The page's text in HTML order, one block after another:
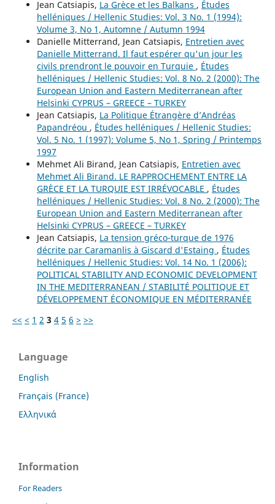
Jean Catsiapis, La Grèce et les Balkans , Études
helléniques / Hellenic Studies: Vol. 3 No. 1 (1994):
Volume 3, No 1, Automne / Autumn 1994
Danielle Mitterrand, Jean Catsiapis, Entretien avec
Danielle Mitterrand. Il faut espérer qu'un jour les
civils prendront le pouvoir en Turquie , Études
helléniques / Hellenic Studies: Vol. 8 No. 2 (2000): The
European Union and Eastern Mediterranean after
Helsinki CYPRUS – GREECE – TURKEY
Jean Catsiapis, La Politique Étrangère d’Andréas
Papandréou , Études helléniques / Hellenic Studies:
Vol. 5 No. 1 (1997): Volume 5, No 1, Spring / Printemps
1997
Mehmet Ali Birand, Jean Catsiapis, Entretien avec
Mehmet Ali Birand. LE RAPPROCHEMENT ENTRE LA
GRÈCE ET LA TURQUIE EST IRRÉVOCABLE , Études
helléniques / Hellenic Studies: Vol. 8 No. 2 (2000): The
European Union and Eastern Mediterranean after
Helsinki CYPRUS – GREECE – TURKEY
Jean Catsiapis, La tension gréco-turque de 1976
décrite par Caramanlis à Giscard d'Estaing , Études
helléniques / Hellenic Studies: Vol. 14 No. 1 (2006):
POLITICAL STABILITY AND ECONOMIC DEVELOPMENT
IN THE MEDITERRANEAN / STABILITÉ POLITIQUE ET
DÉVELOPPEMENT ÉCONOMIQUE EN MÉDITERRANÉE
<< < 1 2 3 4 5 6 > >>
Language
English
Français (France)
Ελληνικά
Information
For Readers